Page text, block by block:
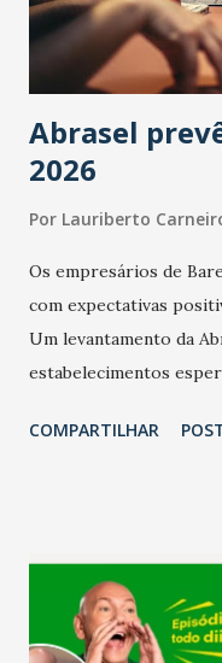
Abrasel
2026
Por Lauriberto
Os empresários de
com expectativas
Um levantamento da
estabelecimentos
relação ao último
confraternizações de
Salário para um
país tem a menor taxa
COMPARTILHAR